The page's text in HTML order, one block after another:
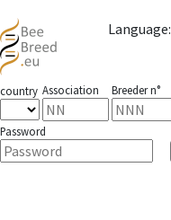
Language:
country Association Breeder n°
Password